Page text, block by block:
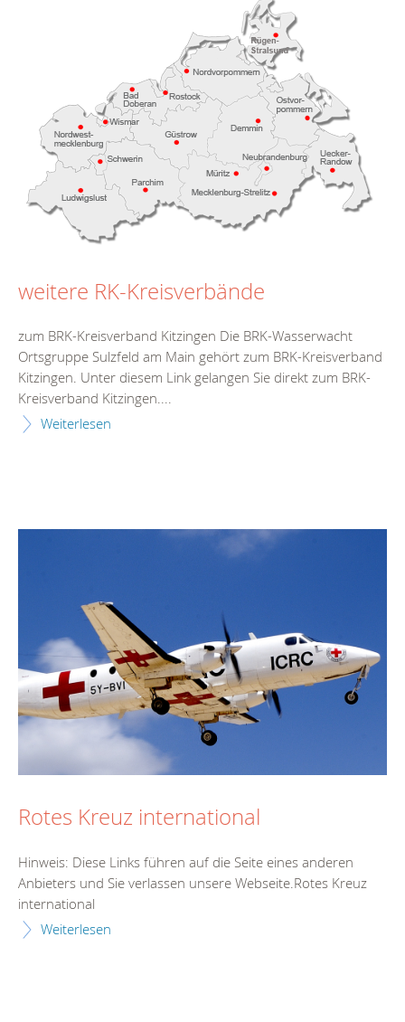
weitere RK-Kreisverbände
zum BRK-Kreisverband Kitzingen Die BRK-Wasserwacht
Ortsgruppe Sulzfeld am Main gehört zum BRK-Kreisverband
Kitzingen. Unter diesem Link gelangen Sie direkt zum BRK-
Kreisverband Kitzingen....
Weiterlesen
Rotes Kreuz international
Hinweis: Diese Links führen auf die Seite eines anderen
Anbieters und Sie verlassen unsere Webseite.Rotes Kreuz
international
Weiterlesen